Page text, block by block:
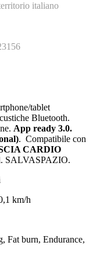
italiano
tablet
Bluetooth.
App ready 3.0.
. Compatibile con
CARDIO
SALVASPAZIO.
km/h
Fat burn, Endurance,